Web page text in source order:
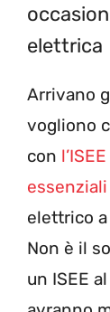
elettrica
Arrivano
vogliono
con
essenziali
elettrico
Non è il
un ISEE